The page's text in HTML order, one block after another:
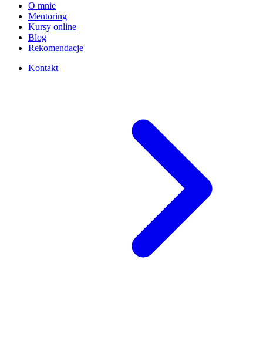
O mnie
Mentoring
Kursy online
Blog
Rekomendacje
Kontakt